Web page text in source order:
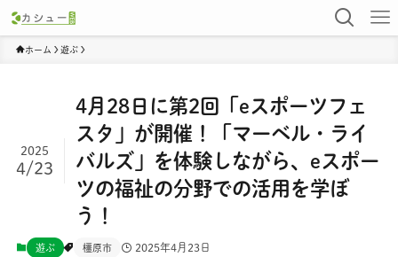
ホーム 遊ぶ
4月28日に第2回「eスポーツフェ
スタ」が開催！「マーベル・ライ
バルズ」を体験しながら、eスポー
ツの福祉の分野での活用を学ぼ
う！
2025
4/23
遊ぶ 橿原市 2025年4月23日